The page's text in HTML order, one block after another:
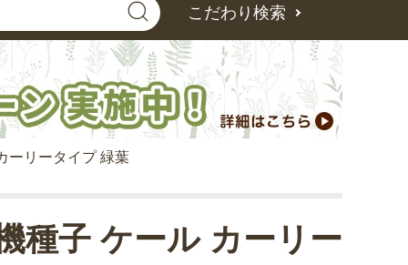
こだわり検索
ーリータイプ 緑葉
種子 ケール カーリー